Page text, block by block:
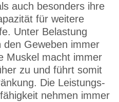
auch besonders ihre
für weitere
Unter Belastung
den Geweben immer
Muskel macht immer
zu und führt somit
Die Leistungs-
nehmen immer